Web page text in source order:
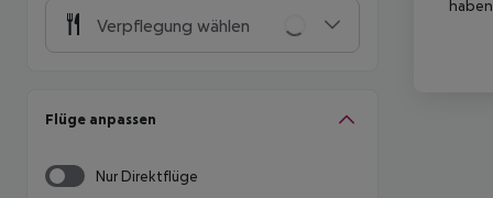
Verpflegung wählen
Flüge anpassen
Nur Direktflüge